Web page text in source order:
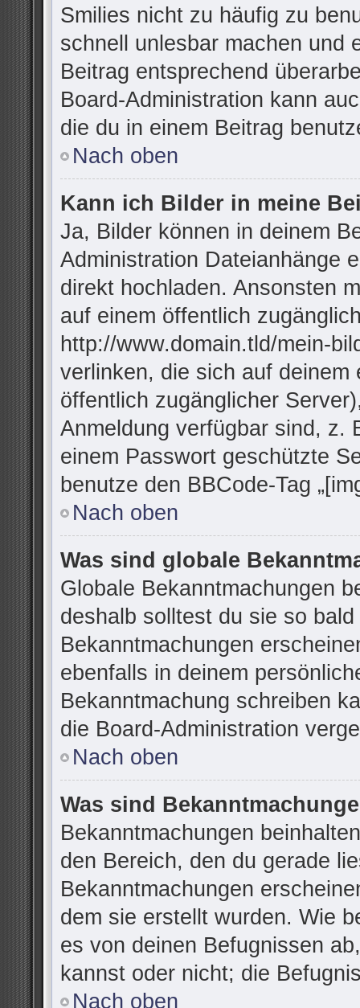
Smilies nicht zu häufig zu
schnell unlesbar machen und
Beitrag entsprechend
Board-Administration kann
die du in einem Beitrag
Nach oben
Kann ich Bilder in meine
Ja, Bilder können in deinem
Administration Dateianhänge
direkt hochladen. Ansonsten
auf einem öffentlich
http://www.domain.tld/mein-
verlinken, die sich auf
öffentlich zugänglicher
Anmeldung verfügbar sind, z.
einem Passwort geschützte
benutze den BBCode-Tag
Nach oben
Was sind globale
Globale Bekanntmachungen
deshalb solltest du sie so
Bekanntmachungen
ebenfalls in deinem
Bekanntmachung schreiben
die Board-Administration
Nach oben
Was sind
Bekanntmachungen
den Bereich, den du gerade
Bekanntmachungen
dem sie erstellt wurden. Wie
es von deinen Befugnissen
kannst oder nicht; die
Nach oben